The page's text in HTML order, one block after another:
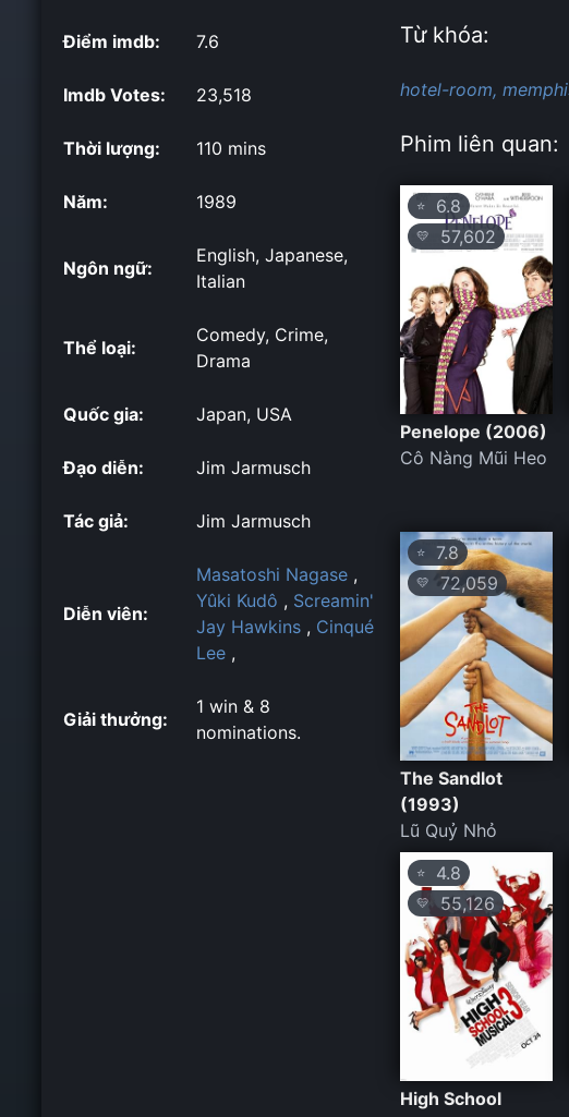
Điểm imdb: 7.6
Imdb Votes: 23,518
Thời lượng: 110 mins
Năm: 1989
Ngôn ngữ:
English, Japanese,
Italian
Thể loại:
Comedy, Crime,
Drama
Quốc gia: Japan, USA
Đạo diễn: Jim Jarmusch
Tác giả: Jim Jarmusch
Diễn viên:
Masatoshi Nagase ,
Yûki Kudô , Screamin'
Jay Hawkins , Cinqué
Lee ,
Giải thưởng:
1 win & 8
nominations.
Từ khóa:
hotel-room,
Phim liên quan:
⭐ 6.8
💛 57,602
Penelope (2006)
Cô Nàng Mũi Heo
⭐ 7.8
💛 72,059
The Sandlot
(1993)
Lũ Quỷ Nhỏ
⭐ 4.8
💛 55,126
High School